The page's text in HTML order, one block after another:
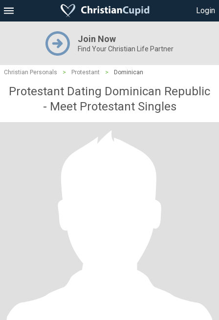
Login
Join Now
Find Your Christian Life Partner
Christian Personals > Protestant > Dominican
Protestant Dating Dominican Republic
- Meet Protestant Singles